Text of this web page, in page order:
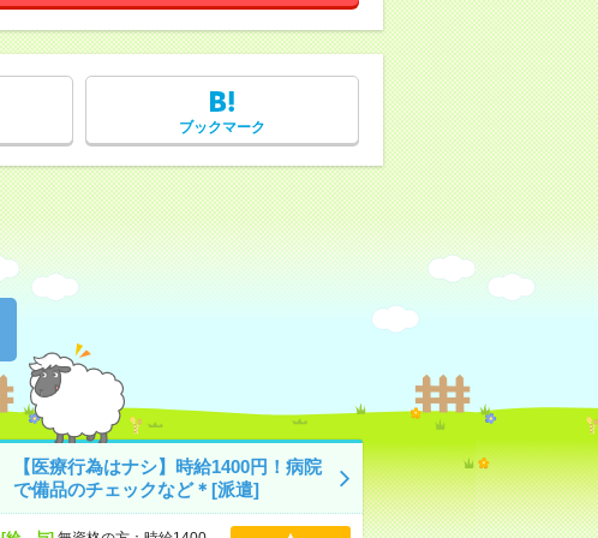
ブックマーク
【医療行為はナシ】時給1400円！病院
で備品のチェックなど＊[派遣]